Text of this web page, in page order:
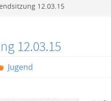
12.03.15
12.03.15
Jugend